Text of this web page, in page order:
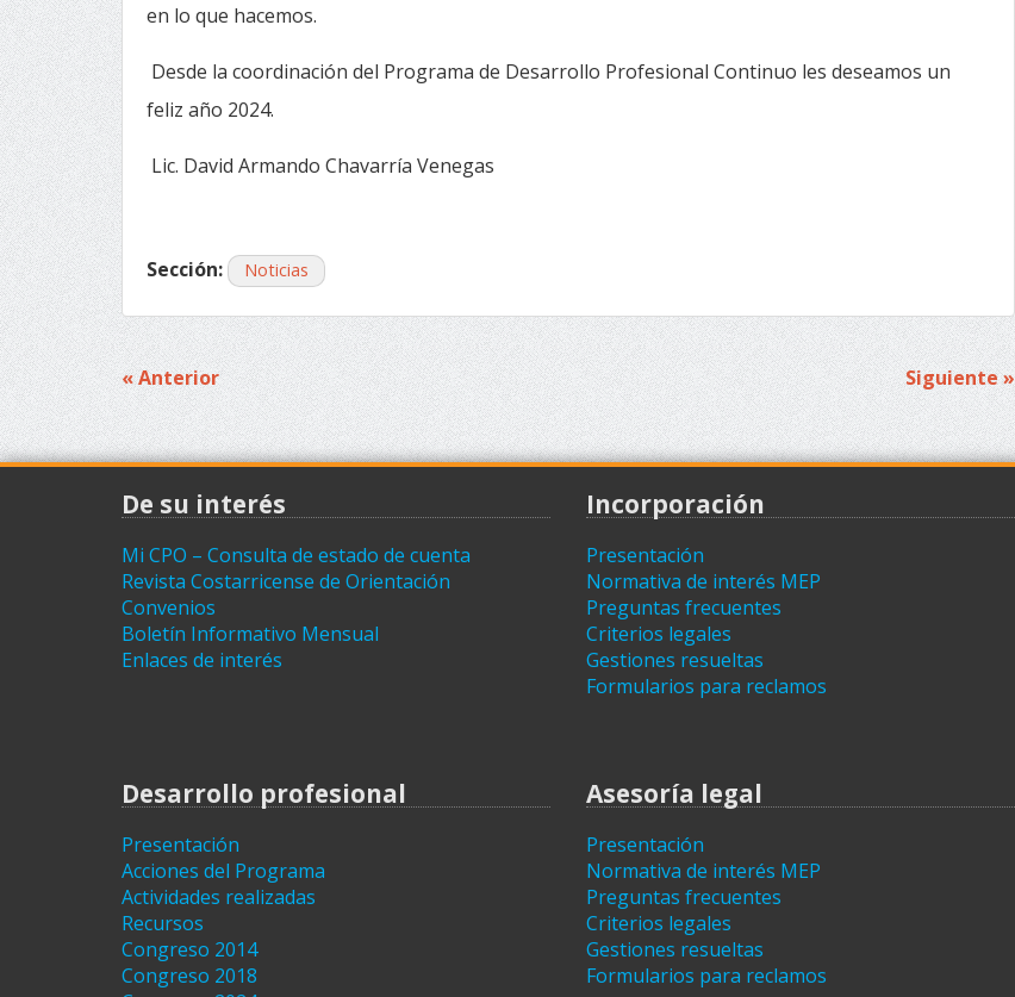
en lo que hacemos.
Desde la coordinación del Programa de Desarrollo Profesional Continuo les deseamos un
feliz año 2024.
Lic. David Armando Chavarría Venegas
Sección: Noticias
Navegación
de
entradas
« Anterior Siguiente »
De su interés
Mi CPO – Consulta de estado de cuenta
Revista Costarricense de Orientación
Convenios
Boletín Informativo Mensual
Enlaces de interés
Incorporación
Presentación
Normativa de interés MEP
Preguntas frecuentes
Criterios legales
Gestiones resueltas
Formularios para reclamos
Desarrollo profesional
Presentación
Acciones del Programa
Actividades realizadas
Recursos
Congreso 2014
Congreso 2018
Asesoría legal
Presentación
Normativa de interés MEP
Preguntas frecuentes
Criterios legales
Gestiones resueltas
Formularios para reclamos